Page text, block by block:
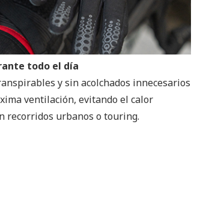
todo el día
y sin acolchados innecesarios
ventilación, evitando el calor
recorridos urbanos o touring.